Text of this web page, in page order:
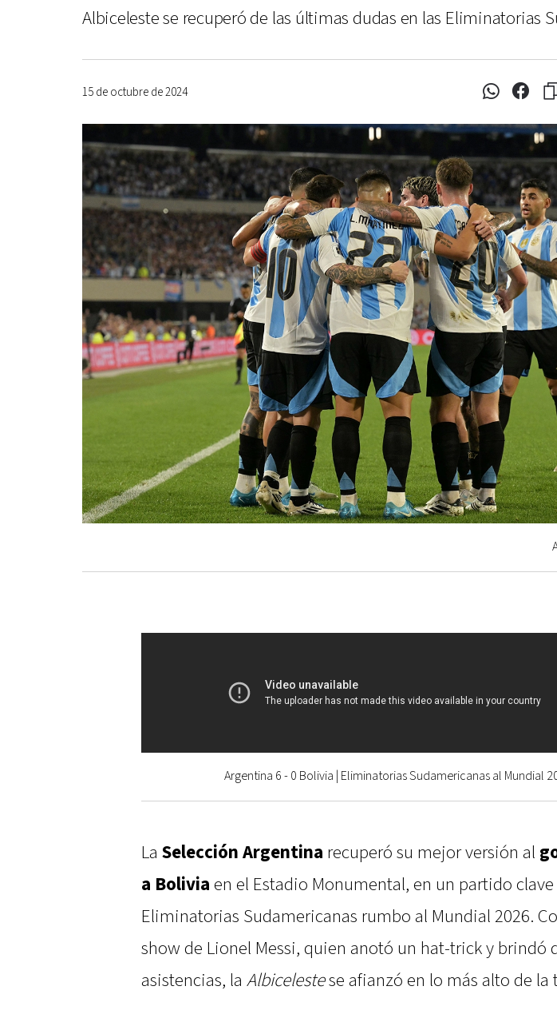
Albiceleste se recuperó de las últimas dudas en las Eliminatorias
15 de octubre de 2024
Argentina 6 - 0 Bolivia | Eliminatorias Sudamericanas al Mundial
La Selección Argentina recuperó su mejor versión al
a Bolivia en el Estadio Monumental, en un partido
Eliminatorias Sudamericanas rumbo al Mundial 2026.
show de Lionel Messi, quien anotó un hat-trick y brindó
asistencias, la Albicelestese afianzó en lo más alto de la